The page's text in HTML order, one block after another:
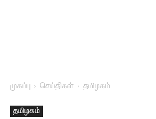
முகப்பு செய்திகள் தமிழகம்
தமிழகம்